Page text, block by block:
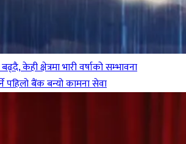
केही क्षेत्रमा भारी वर्षाको सम्भावना
पहिलो बैंक बन्यो कामना सेवा